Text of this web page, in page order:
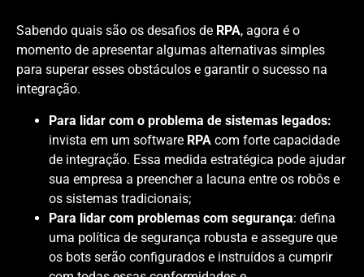
Sabendo quais são os desafios de RPA, agora é o
momento de apresentar algumas alternativas simples
para superar esses obstáculos e garantir o sucesso na
integração.
Para lidar com o problema de sistemas legados:
invista em um software RPA com forte capacidade
de integração. Essa medida estratégica pode ajudar
sua empresa a preencher a lacuna entre os robôs e
os sistemas tradicionais;
Para lidar com problemas com segurança: defina
uma política de segurança robusta e assegure que
os bots serão configurados e instruídos a cumprir